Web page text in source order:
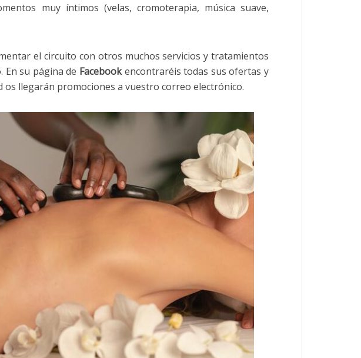
muy íntimos (velas, cromoterapia, música suave,
el circuito con otros muchos servicios y tratamientos
En su página de Facebookencontraréis todas sus ofertas y
os llegarán promociones a vuestro correo electrónico.